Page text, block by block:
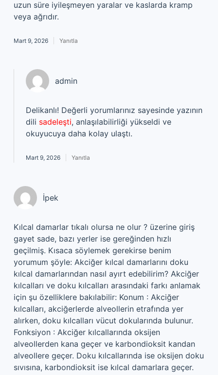
uzun süre iyileşmeyen yaralar ve kaslarda kramp
veya ağrıdır.
Mart 9, 2026 Yanıtla
admin
Delikanlı! Değerli yorumlarınız sayesinde yazının
dili sadeleşti, anlaşılabilirliği yükseldi ve
okuyucuya daha kolay ulaştı.
Mart 9, 2026 Yanıtla
İpek
Kılcal damarlar tıkalı olursa ne olur ? üzerine giriş
gayet sade, bazı yerler ise gereğinden hızlı
geçilmiş. Kısaca söylemek gerekirse benim
yorumum şöyle: Akciğer kılcal damarlarını doku
kılcal damarlarından nasıl ayırt edebilirim? Akciğer
kılcalları ve doku kılcalları arasındaki farkı anlamak
için şu özelliklere bakılabilir: Konum : Akciğer
kılcalları, akciğerlerde alveollerin etrafında yer
alırken, doku kılcalları vücut dokularında bulunur.
Fonksiyon : Akciğer kılcallarında oksijen
alveollerden kana geçer ve karbondioksit kandan
alveollere geçer. Doku kılcallarında ise oksijen doku
sıvısına, karbondioksit ise kılcal damarlara geçer.